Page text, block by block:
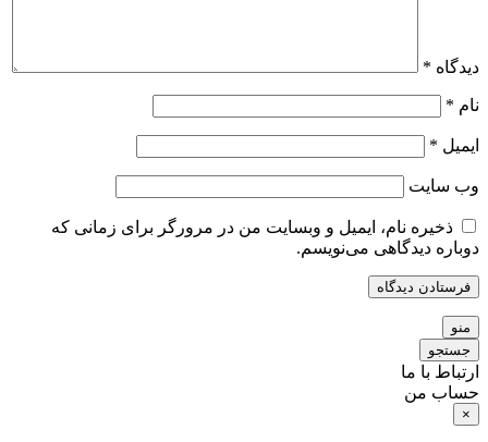
دیدگاه *
نام *
ایمیل *
وب‌ سایت
ذخیره نام، ایمیل و وبسایت من در مرورگر برای زمانی که
دوباره دیدگاهی می‌نویسم.
منو
جستجو
ارتباط با ما
حساب من
×